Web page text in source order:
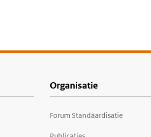
Organisatie
Forum Standaardisatie